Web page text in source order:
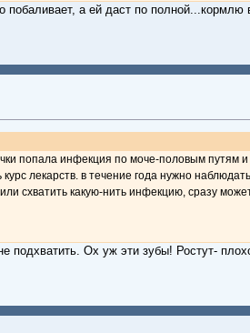
а ей даст по полной...кормлю
попала инфекция по моче-половым путям и
лекарств. в течение года нужно
схватить какую-нить инфекцию, сразу
подхватить. Ох уж эти зубы! Ростут-